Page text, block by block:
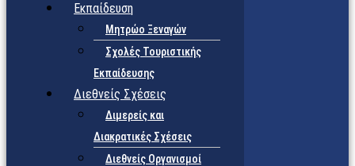
Εκπαίδευση
Μητρώο Ξεναγών
Σχολές Τουριστικής
Εκπαίδευσης
Διεθνείς Σχέσεις
Διμερείς και
Διακρατικές Σχέσεις
Διεθνείς Οργανισμοί